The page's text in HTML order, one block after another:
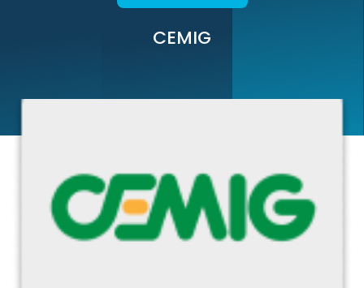
CEMIG